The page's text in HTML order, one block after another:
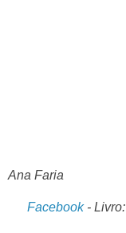
Ana Faria
Facebook- Livro: